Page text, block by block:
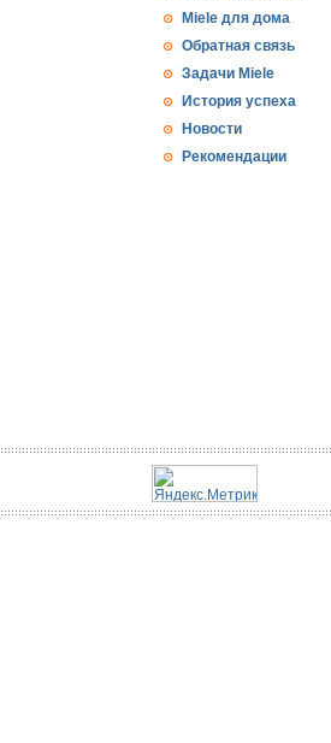
Miele для дома
Обратная связь
Задачи Miele
История успеха
Новости
Рекомендации